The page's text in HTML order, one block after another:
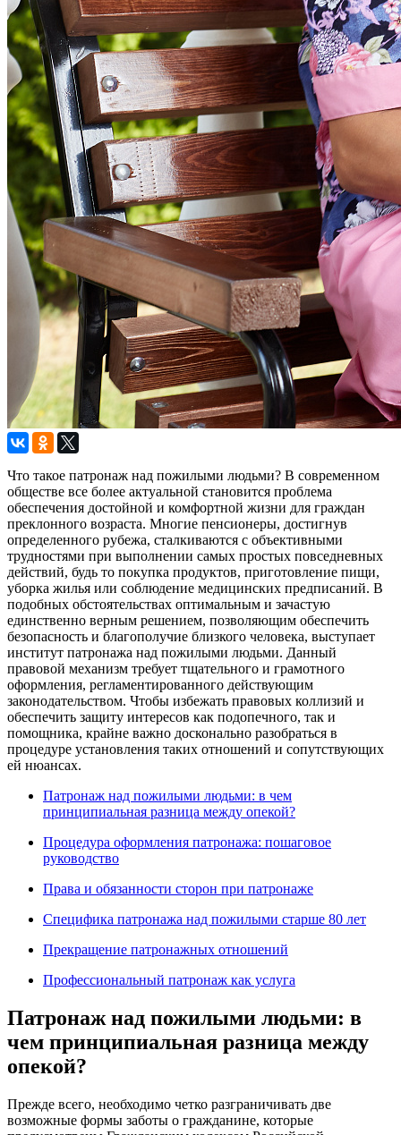
Что такое патронаж над пожилыми людьми? В современном
обществе все более актуальной становится проблема
обеспечения достойной и комфортной жизни для граждан
преклонного возраста. Многие пенсионеры, достигнув
определенного рубежа, сталкиваются с объективными
трудностями при выполнении самых простых повседневных
действий, будь то покупка продуктов, приготовление пищи,
уборка жилья или соблюдение медицинских предписаний. В
подобных обстоятельствах оптимальным и зачастую
единственно верным решением, позволяющим обеспечить
безопасность и благополучие близкого человека, выступает
институт патронажа над пожилыми людьми. Данный
правовой механизм требует тщательного и грамотного
оформления, регламентированного действующим
законодательством. Чтобы избежать правовых коллизий и
обеспечить защиту интересов как подопечного, так и
помощника, крайне важно досконально разобраться в
процедуре установления таких отношений и сопутствующих
ей нюансах.
Патронаж над пожилыми людьми: в чем
принципиальная разница между опекой?
Процедура оформления патронажа: пошаговое
руководство
Права и обязанности сторон при патронаже
Специфика патронажа над пожилыми старше 80 лет
Прекращение патронажных отношений
Профессиональный патронаж как услуга
Патронаж над пожилыми людьми: в
чем принципиальная разница между
опекой?
Прежде всего, необходимо четко разграничивать две
возможные формы заботы о гражданине, которые